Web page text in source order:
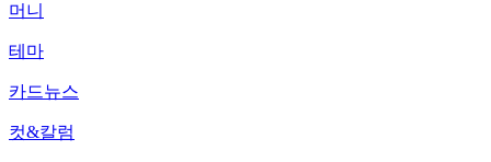
머니
테마
카드뉴스
컷&칼럼